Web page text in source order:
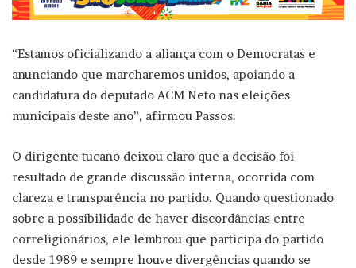
“Estamos oficializando a aliança com o Democratas e
anunciando que marcharemos unidos, apoiando a
candidatura do deputado ACM Neto nas eleições
municipais deste ano”, afirmou Passos.
O dirigente tucano deixou claro que a decisão foi
resultado de grande discussão interna, ocorrida com
clareza e transparência no partido. Quando questionado
sobre a possibilidade de haver discordâncias entre
correligionários, ele lembrou que participa do partido
desde 1989 e sempre houve divergências quando se